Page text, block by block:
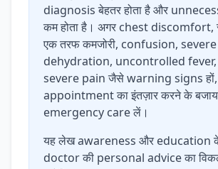
diagnosis बेहतर होता है और
कम होता है। अगर chest discomfort,
एक तरफ कमजोरी, confusion, severe
dehydration, uncontrolled
severe pain जैसे warning signs हों,
appointment का इंतज़ार करने के बजाय
emergency care लें।
यह लेख awareness और education
doctor की personal advice का